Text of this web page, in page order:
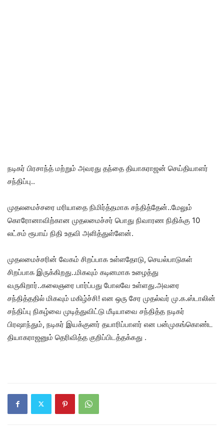
நடிகர் பிரசாந்த் மற்றும் அவரது தந்தை தியாகராஜன் செய்தியாளர்
சந்திப்பு..
முதலமைச்சரை மரியாதை நிமிர்த்தமாக சந்தித்தேன்..மேலும்
கொரோனாவிற்கான முதலமைச்சர் பொது நிவாரண நிதிக்கு 10
லட்சம் ரூபாய் நிதி உதவி அளித்துள்ளேன்.
முதலமைச்சரின் வேகம் சிறப்பாக உள்ளதோடு, செயல்பாடுகள்
சிறப்பாக இருக்கிறது..மிகவும் கடினமாக உழைத்து
வருகிறார்..கலைஞரை பார்ப்பது போலவே உள்ளது.அவரை
சந்தித்ததில் மிகவும் மகிழ்ச்சி! என ஒரு சேர முதல்வர் மு.க.ஸ்டாலின்
சந்திப்பு நிகழ்வை முடித்துவிட்டு மீடியாவை சந்தித்த நடிகர்
பிரஷாந்தும், நடிகர் இயக்குனர் தயாரிப்பாளர் என பன்முகங்கொண்ட
தியாகராஜனும் தெரிவித்த குறிப்பிடத்தக்கது .